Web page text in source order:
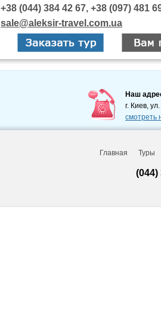
+38 (044) 384 42 67, +38 (097) 481
sale@aleksir-travel.com.ua
Наш
г. Киев,
смотреть
Главная Туры
(044)